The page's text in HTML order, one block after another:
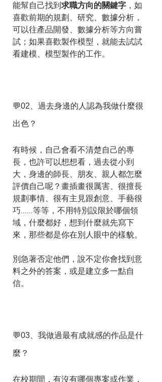
能幫自己找到求職方向的關鍵字 ，如
喜歡前期的規劃、研究、數據分析，
可以往產品開發、數據分析等方向嘗
試；如果喜歡製作模型，就能去試試
看建模、模型製作的工作。
💬02、過去身邊的人認為我做什麼很
出色？
有時候，自己會看不清楚自己的專
長，也許可以想想看，過去從小到
大，身邊的師長、朋友、親人都怎麼
評價自己呢？畫插畫很厲害、很擅長
規劃事情、很有主見跟創意、手藝很
巧......等等，不用特別設限於哪個領
域，什麼都好，想到什麼就先寫下
來，那些都是你在別人眼中的樣貌。
別急著否定他們，說不定你會找到意
料之外的答案，或是建立多一點自
信。
💬03、我做過最有成就感的作品是什
麼？
在校期間，有沒有哪個專案或作業，